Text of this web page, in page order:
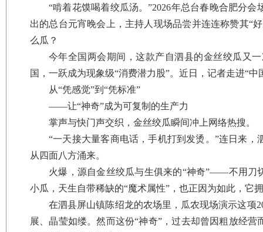
“啃着花馍喝着绞瓜汤。”2026年总台春晚合肥分
出的总台元宵晚会上，主持人‌现场品尝并连连称赞其“
么瓜？
今年全国两会期间，这款产自泗县的金丝绞瓜又
国，一跃成为现象级“消费潜力股”。近日，记者走进“
从“凭感觉”到“凭标准”
——让“神奇”成为可复制的生产力
掌声与快门声交织，金丝绞瓜瞬间冲上网络热搜。
“一天接大量客商电话，手机打到发烫。”连日来
从四面八方涌来。
火爆，源自金丝绞瓜与生俱来的“神奇”——不用刀
小瓜，天生自带稀缺的“魔术属性”，也正因为如此，它
在泗县屏山镇陈绍龙的农场里，瓜农现场演示这项
展、晶莹如缕。然而这份“神奇”，过去却曾因粗放经